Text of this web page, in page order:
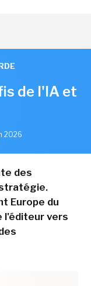
de l'IA et
2026
des
Europe du
l'éditeur vers